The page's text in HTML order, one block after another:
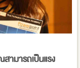
ามารถเป็นแรง